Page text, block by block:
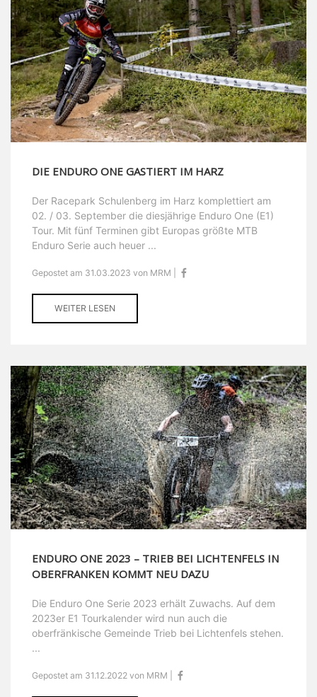
DIE ENDURO ONE GASTIERT IM HARZ
Der Racepark Schulenberg im Harz komplettiert am
02. / 03. September die diesjährige Enduro One (E1)
Tour. Mit fünf Terminen gibt Europas größte MTB
Enduro Serie auch heuer ...
Gepostet am 31.03.2023 von MRM |
WEITER LESEN
ENDURO ONE 2023 – TRIEB BEI LICHTENFELS IN
OBERFRANKEN KOMMT NEU DAZU
Die Enduro One Serie 2023 erhält Zuwachs. Auf dem
2023er E1 Tourkalender wird nun auch die
oberfränkische Gemeinde Trieb bei Lichtenfels stehen.
...
Gepostet am 31.12.2022 von MRM |